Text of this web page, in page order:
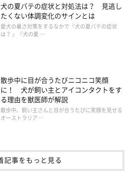
ど、身近な人の性格が犬に影響を与
か？
する生き物ですので、飼い主さんのこ
います。このことから、飼い主さんの
ことはあると言えます」
ぐさまで似ているという声もあがり
犬の夏バテの症状と対処法は？ 見逃し
たくない体調変化のサインとは
愛犬の暑さ対策をするなかで『犬の夏バテの症状
は？ 』『犬の夏 …
散歩中に目が合うたびニコニコ笑顔
に！ 犬が飼い主とアイコンタクトをす
る理由を獣医師が解説
散歩中、飼い主さんと目が合うたびに笑顔を見せる
オーストラリア …
記事をもっと見る